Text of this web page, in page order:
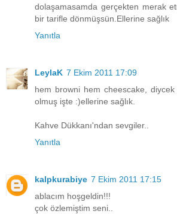
dolaşamasamda gerçekten merak
bir tarifle dönmüşsün.Ellerine sağlık
Yanıtla
LeylaK 7 Ekim 2011 17:09
hem browni hem cheescake,
olmuş işte :)ellerine sağlık.
Kahve Dükkanı'ndan sevgiler..
Yanıtla
kalpkurabiye 7 Ekim 2011 17:15
ablacım hoşgeldin!!!
çok özlemiştim seni..